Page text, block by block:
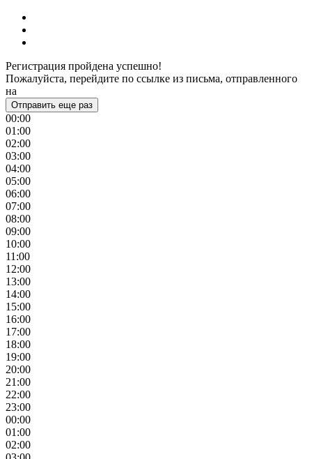
Регистрация пройдена успешно!
Пожалуйста, перейдите по ссылке из письма, отправленного
на
Отправить еще раз
00:00
01:00
02:00
03:00
04:00
05:00
06:00
07:00
08:00
09:00
10:00
11:00
12:00
13:00
14:00
15:00
16:00
17:00
18:00
19:00
20:00
21:00
22:00
23:00
00:00
01:00
02:00